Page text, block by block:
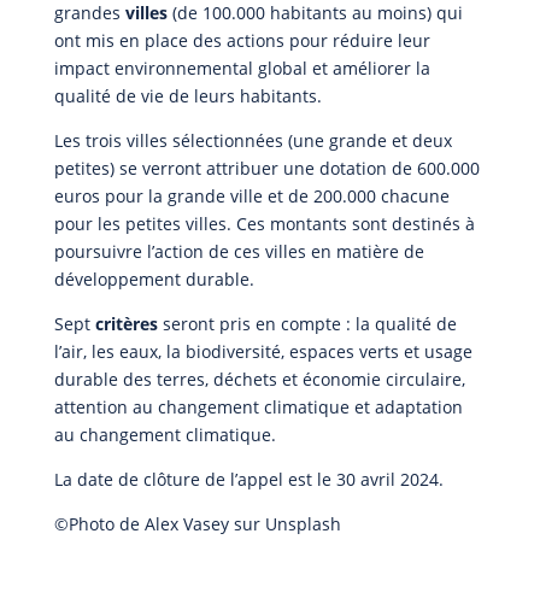
grandes villes(de 100.000 habitants au moins) qui
ont mis en place des actions pour réduire leur
impact environnemental global et améliorer la
qualité de vie de leurs habitants.
Les trois villes sélectionnées (une grande et deux
petites) se verront attribuer une dotation de 600.000
euros pour la grande ville et de 200.000 chacune
pour les petites villes. Ces montants sont destinés à
poursuivre l’action de ces villes en matière de
développement durable.
Sept critèresseront pris en compte : la qualité de
l’air, les eaux, la biodiversité, espaces verts et usage
durable des terres, déchets et économie circulaire,
attention au changement climatique et adaptation
au changement climatique.
La date de clôture de l’appel est le 30 avril 2024.
©Photo de Alex Vasey sur Unsplash